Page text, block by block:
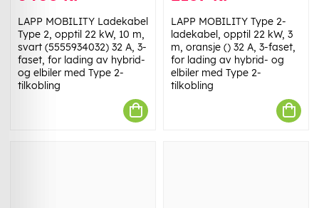
LAPP MOBILITY Ladekabel
Type 2, opptil 22 kW, 10 m,
svart (5555934032) 32 A, 3-
faset, for lading av hybrid-
og elbiler med Type 2-
tilkobling
LAPP MOBILITY Type 2-
ladekabel, opptil 22 kW, 3
m, oransje () 32 A, 3-faset,
for lading av hybrid- og
elbiler med Type 2-
tilkobling